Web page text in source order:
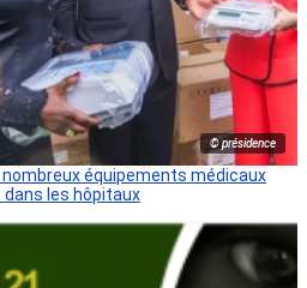
© présidence
nombreux équipements médicaux
les hôpitaux